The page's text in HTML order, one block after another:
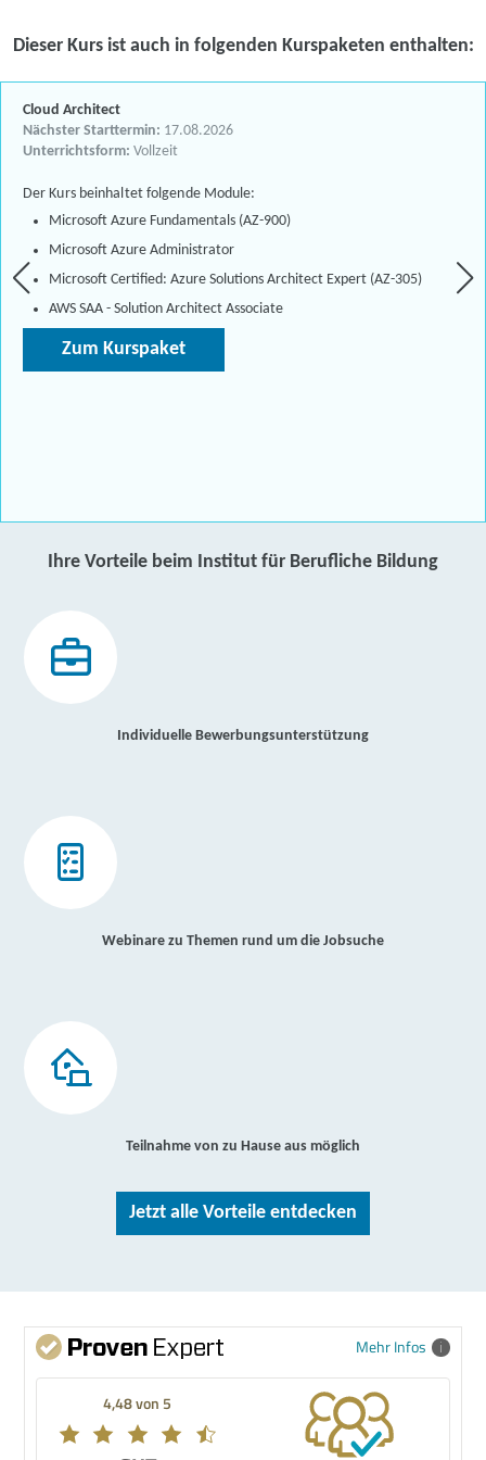
Dieser Kurs ist auch in folgenden Kurspaketen enthalten:
Cloud Architect
Nächster Starttermin: 17.08.2026
Unterrichtsform: Vollzeit
Der Kurs beinhaltet folgende Module:
Microsoft Azure Fundamentals (AZ-900)
Microsoft Azure Administrator
Microsoft Certified: Azure Solutions Architect Expert (AZ-305)
AWS SAA - Solution Architect Associate
Zum Kurspaket
Ihre Vorteile beim Institut für Berufliche Bildung
Individuelle Bewerbungsunterstützung
Webinare zu Themen rund um die Jobsuche
Teilnahme von zu Hause aus möglich
Jetzt alle Vorteile entdecken
Mehr Infos
4,48 von 5